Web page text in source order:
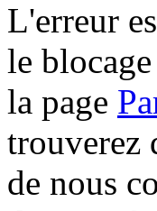
L'erreur
le
la page
trouverez
de nous